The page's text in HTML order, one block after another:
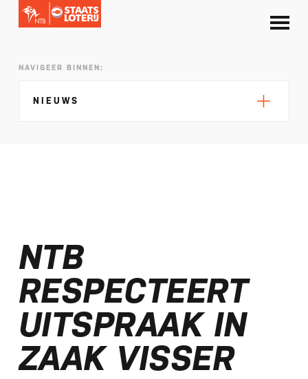
NAVIGEER BINNEN:
NIEUWS
Selectie EK lange afstand Almere bekend
Kalenders T50 en T100 World Championship
Tour 2027 bekend
NTB ontvangt bijdrage van Nederlandse
Loterij​
ALLE NIEUWSBERICHTEN
NTB
RESPECTEERT
UITSPRAAK IN
ZAAK VISSER